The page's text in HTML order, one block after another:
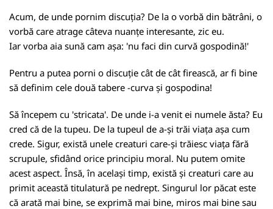
Acum, de unde pornim discuția? De la o vorbă din bătrâni, o
vorbă care atrage câteva nuanțe interesante, zic eu.
Iar vorba aia sună cam așa: 'nu faci din curvă gospodină!'
Pentru a putea porni o discuție cât de cât firească, ar fi bine
să definim cele două tabere -curva și gospodina!
Să începem cu 'stricata'. De unde i-a venit ei numele ăsta? Eu
cred că de la tupeu. De la tupeul de a-și trăi viața așa cum
crede. Sigur, există unele creaturi care-și trăiesc viața fără
scrupule, sfidând orice principiu moral. Nu putem omite
acest aspect. Însă, în același timp, există și creaturi care au
primit această titulatură pe nedrept. Singurul lor păcat este
că arată mai bine, se exprimă mai bine, miros mai bine sau